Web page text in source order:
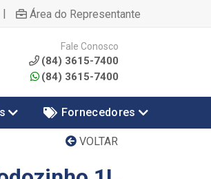
| Área do Representante
Fale Conosco
(84) 3615-7400
(84) 3615-7400
Fornecedores
VOLTAR